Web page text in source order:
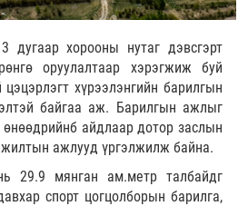
дугаар хорооны нутаг дэвсгэрт
оруулалтаар хэрэгжиж буй
цэцэрлэгт хүрээлэнгийн барилгын
байгаа аж. Барилгын ажлыг
айдлаар дотор заслын
ажлууд үргэлжилж байна.
29.9 мянган ам.метр талбайдг
спорт цогцолборын барилга,